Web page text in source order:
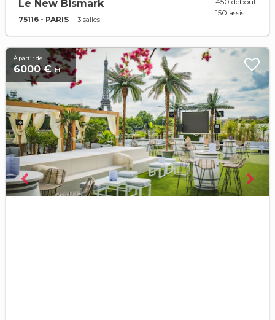
Le New Bismark
75116 - PARIS 3 salles
150 assis
À partir de
6000 € H.T